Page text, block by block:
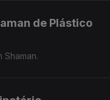
de Plástico
Shaman.